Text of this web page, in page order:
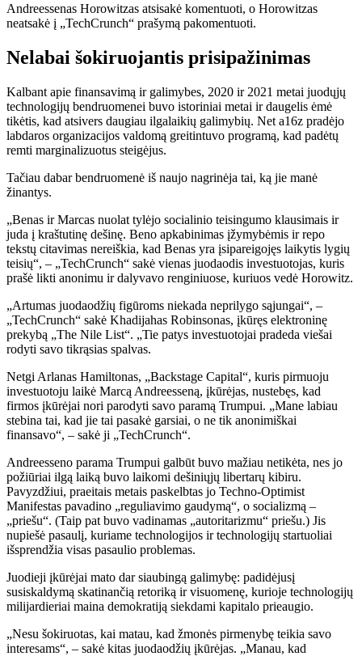
Andreessenas Horowitzas atsisakė komentuoti, o Horowitzas
neatsakė į „TechCrunch“ prašymą pakomentuoti.
Nelabai šokiruojantis prisipažinimas
Kalbant apie finansavimą ir galimybes, 2020 ir 2021 metai juodųjų
technologijų bendruomenei buvo istoriniai metai ir daugelis ėmė
tikėtis, kad atsivers daugiau ilgalaikių galimybių. Net a16z pradėjo
labdaros organizacijos valdomą greitintuvo programą, kad padėtų
remti marginalizuotus steigėjus.
Tačiau dabar bendruomenė iš naujo nagrinėja tai, ką jie manė
žinantys.
„Benas ir Marcas nuolat tylėjo socialinio teisingumo klausimais ir
juda į kraštutinę dešinę. Beno apkabinimas įžymybėmis ir repo
tekstų citavimas nereiškia, kad Benas yra įsipareigojęs laikytis lygių
teisių“, – „TechCrunch“ sakė vienas juodaodis investuotojas, kuris
prašė likti anonimu ir dalyvavo renginiuose, kuriuos vedė Horowitz.
„Artumas juodaodžių figūroms niekada neprilygo sąjungai“, –
„TechCrunch“ sakė Khadijahas Robinsonas, įkūręs elektroninę
prekybą „The Nile List“. „Tie patys investuotojai pradeda viešai
rodyti savo tikrąsias spalvas.
Netgi Arlanas Hamiltonas, „Backstage Capital“, kuris pirmuoju
investuotoju laikė Marcą Andreesseną, įkūrėjas, nustebęs, kad
firmos įkūrėjai nori parodyti savo paramą Trumpui. „Mane labiau
stebina tai, kad jie tai pasakė garsiai, o ne tik anonimiškai
finansavo“, – sakė ji „TechCrunch“.
Andreesseno parama Trumpui galbūt buvo mažiau netikėta, nes jo
požiūriai ilgą laiką buvo laikomi dešiniųjų libertarų kibiru.
Pavyzdžiui, praeitais metais paskelbtas jo Techno-Optimist
Manifestas pavadino „reguliavimo gaudymą“, o socializmą –
„priešu“. (Taip pat buvo vadinamas „autoritarizmu“ priešu.) Jis
nupiešė pasaulį, kuriame technologijos ir technologijų startuoliai
išsprendžia visas pasaulio problemas.
Juodieji įkūrėjai mato dar siaubingą galimybę: padidėjusį
susiskaldymą skatinančią retoriką ir visuomenę, kurioje technologijų
milijardieriai maina demokratiją siekdami kapitalo prieaugio.
„Nesu šokiruotas, kai matau, kad žmonės pirmenybę teikia savo
interesams“, – sakė kitas juodaodžių įkūrėjas. „Manau, kad